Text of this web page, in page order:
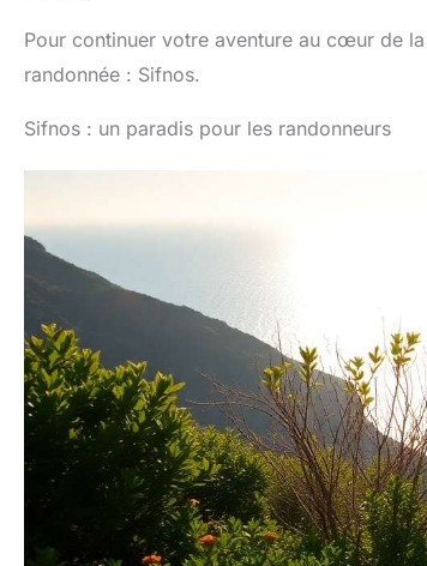
Pour continuer votre aventure au cœur de
randonnée : Sifnos.
Sifnos : un paradis pour les randonneurs